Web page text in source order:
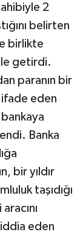
2
belirten
birlikte
getirdi.
paranın bir
ifade eden
Banka
bir yıldır
taşıdığı
iddia eden